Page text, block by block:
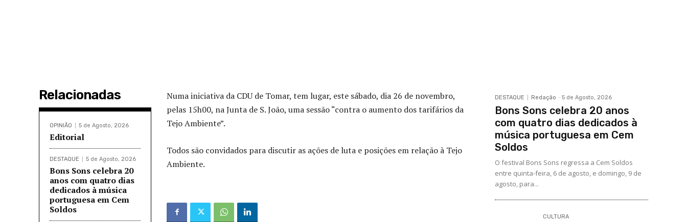
Relacionadas
OPINIÃO 5 de Agosto, 2026
Editorial
DESTAQUE 5 de Agosto, 2026
Bons Sons celebra 20
anos com quatro dias
dedicados à música
portuguesa em Cem
Soldos
Numa iniciativa da CDU de Tomar, tem lugar, este sábado, dia 26 de novembro,
pelas 15h00, na Junta de S. João, uma sessão “contra o aumento dos tarifários da
Tejo Ambiente”.
Todos são convidados para discutir as ações de luta e posições em relação à Tejo
Ambiente.
DESTAQUE Redação - 5 de Agosto, 2026
Bons Sons celebra 20 anos
com quatro dias dedicados à
música portuguesa em Cem
Soldos
O festival Bons Sons regressa a Cem Soldos
entre quinta-feira, 6 de agosto, e domingo, 9 de
agosto, para...
CULTURA